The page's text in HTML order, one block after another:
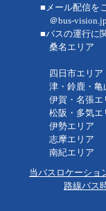
■メール配信を
＠bus-
■バスの運行に
桑名エリ
：八風
四日市エリ
津・鈴鹿・
伊賀・名張
松阪・多気
伊勢エリ
志摩エリ
南紀エリ
当バスロケーショ
路線バス